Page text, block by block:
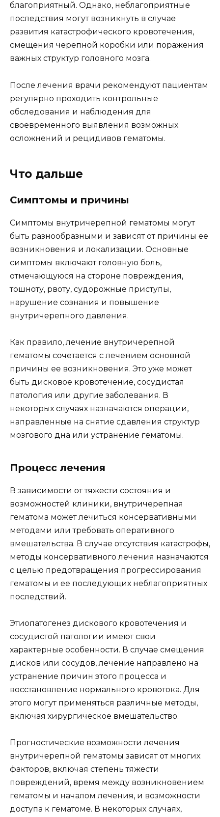
благоприятный. Однако, неблагоприятные
последствия могут возникнуть в случае
развития катастрофического кровотечения,
смещения черепной коробки или поражения
важных структур головного мозга.
После лечения врачи рекомендуют пациентам
регулярно проходить контрольные
обследования и наблюдения для
своевременного выявления возможных
осложнений и рецидивов гематомы.
Что дальше
Симптомы и причины
Симптомы внутричерепной гематомы могут
быть разнообразными и зависят от причины ее
возникновения и локализации. Основные
симптомы включают головную боль,
отмечающуюся на стороне повреждения,
тошноту, рвоту, судорожные приступы,
нарушение сознания и повышение
внутричерепного давления.
Как правило, лечение внутричерепной
гематомы сочетается с лечением основной
причины ее возникновения. Это уже может
быть дисковое кровотечение, сосудистая
патология или другие заболевания. В
некоторых случаях назначаются операции,
направленные на снятие сдавления структур
мозгового дна или устранение гематомы.
Процесс лечения
В зависимости от тяжести состояния и
возможностей клиники, внутричерепная
гематома может лечиться консервативными
методами или требовать оперативного
вмешательства. В случае отсутствия катастрофы,
методы консервативного лечения назначаются
с целью предотвращения прогрессирования
гематомы и ее последующих неблагоприятных
последствий.
Этиопатогенез дискового кровотечения и
сосудистой патологии имеют свои
характерные особенности. В случае смещения
дисков или сосудов, лечение направлено на
устранение причин этого процесса и
восстановление нормального кровотока. Для
этого могут применяться различные методы,
включая хирургическое вмешательство.
Прогностические возможности лечения
внутричерепной гематомы зависят от многих
факторов, включая степень тяжести
повреждений, время между возникновением
гематомы и началом лечения, и возможности
доступа к гематоме. В некоторых случаях,